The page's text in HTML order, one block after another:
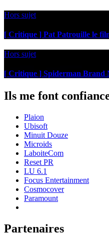
Hors sujet
[ Critique ] Pat Patrouille le
Hors sujet
[ Critique ] Spiderman Brand
Ils me font
Plaion
Ubisoft
Minuit Douze
Microids
LaboiteCom
Reset PR
LU 6.1
Focus Entertainment
Cosmocover
Paramount
Partenaires